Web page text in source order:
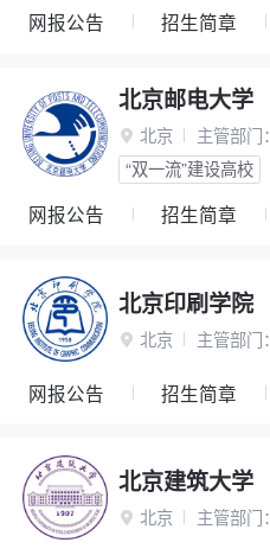
网报公告 招生简章
北京邮电大学
 北京 主管部门：
“双一流”建设高校
网报公告 招生简章
北京印刷学院
 北京 主管部门：
网报公告 招生简章
北京建筑大学
 北京 主管部门：